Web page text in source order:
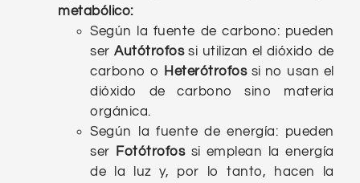
metabólico:
Según la fuente de carbono: pueden
serAutótrofossi utilizan el dióxido de
carbono o
Heterótrofos si no usan el
dióxido de carbono sino materia
orgánica.
Según la fuente de energía: pueden
ser
Fotótrofos si emplean la energía
de la luz y, por lo tanto, hacen la